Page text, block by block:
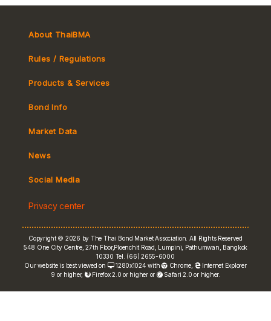
About ThaiBMA
Rules / Regulations
Tax
Products & Services
MeBond
e-bookbuilding
Bond Info
Market Data
Yield Curve
FRN Rate
Bond Price
News
Social Media
Privacy center
Copyright © 2026 by The Thai Bond Market Association. All Rights Reserved
548 One City Centre, 27th Floor,Ploenchit Road, Lumpini, Pathumwan, Bangkok
10330 Tel. (66) 2655-6000
Our website is best viewed on
1280x1024 with Chrome
Internet Explorer
9 or higher,
Firefox 2.0 or higher or Safari 2.0 or higher.